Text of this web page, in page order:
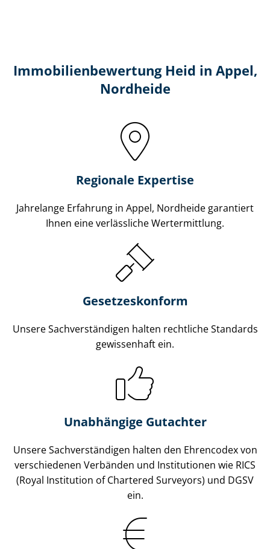
Immobilien­bewertung Heid in Appel,
Nordheide
Regionale Expertise
Jahrelange Erfahrung in Appel, Nordheide garantiert
Ihnen eine verlässliche Wertermittlung.
Gesetzes­konform
Unsere Sach­ver­stän­di­gen halten rechtliche Standards
gewissenhaft ein.
Unabhängige Gutachter
Unsere Sach­ver­stän­di­gen halten den Ehrencodex von
verschiedenen Verbänden und Institutionen wie RICS
(Royal Institution of Chartered Surveyors) und DGSV
ein.